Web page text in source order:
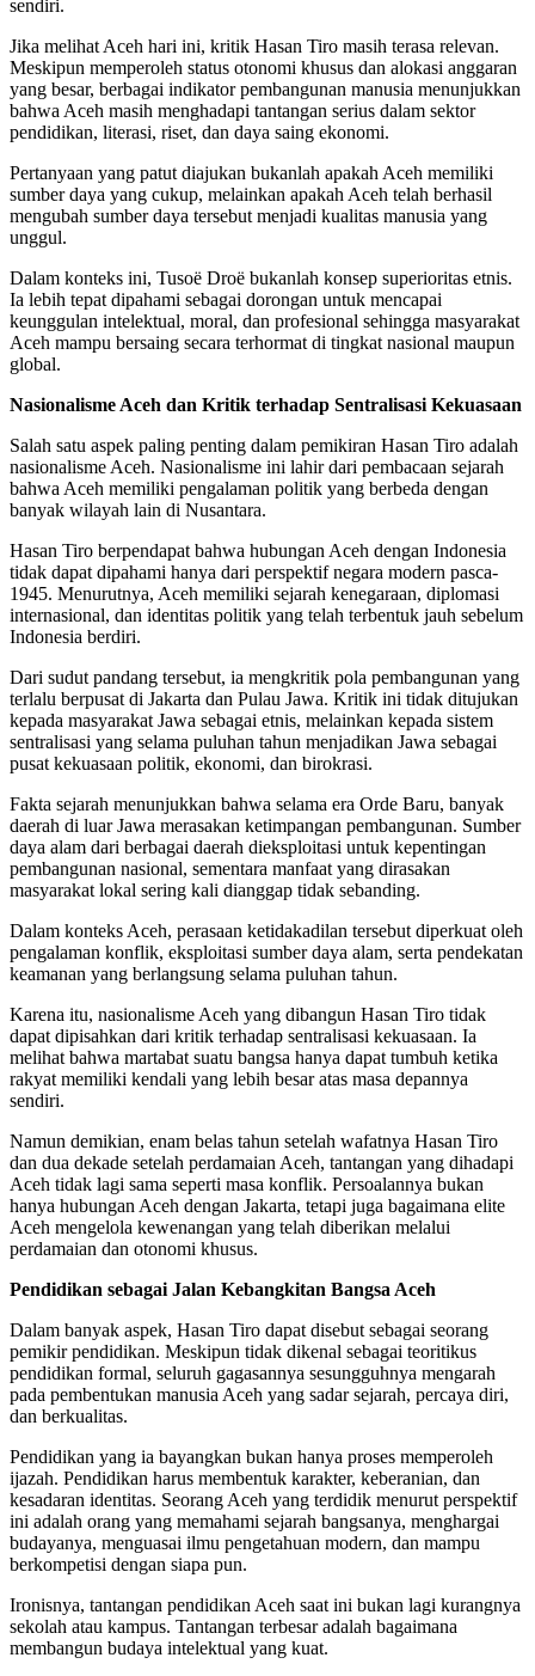
sendiri.
Jika melihat Aceh hari ini, kritik Hasan Tiro masih terasa relevan.
Meskipun memperoleh status otonomi khusus dan alokasi anggaran
yang besar, berbagai indikator pembangunan manusia menunjukkan
bahwa Aceh masih menghadapi tantangan serius dalam sektor
pendidikan, literasi, riset, dan daya saing ekonomi.
Pertanyaan yang patut diajukan bukanlah apakah Aceh memiliki
sumber daya yang cukup, melainkan apakah Aceh telah berhasil
mengubah sumber daya tersebut menjadi kualitas manusia yang
unggul.
Dalam konteks ini, Tusoë Droë bukanlah konsep superioritas etnis.
Ia lebih tepat dipahami sebagai dorongan untuk mencapai
keunggulan intelektual, moral, dan profesional sehingga masyarakat
Aceh mampu bersaing secara terhormat di tingkat nasional maupun
global.
Nasionalisme Aceh dan Kritik terhadap Sentralisasi Kekuasaan
Salah satu aspek paling penting dalam pemikiran Hasan Tiro adalah
nasionalisme Aceh. Nasionalisme ini lahir dari pembacaan sejarah
bahwa Aceh memiliki pengalaman politik yang berbeda dengan
banyak wilayah lain di Nusantara.
Hasan Tiro berpendapat bahwa hubungan Aceh dengan Indonesia
tidak dapat dipahami hanya dari perspektif negara modern pasca-
1945. Menurutnya, Aceh memiliki sejarah kenegaraan, diplomasi
internasional, dan identitas politik yang telah terbentuk jauh sebelum
Indonesia berdiri.
Dari sudut pandang tersebut, ia mengkritik pola pembangunan yang
terlalu berpusat di Jakarta dan Pulau Jawa. Kritik ini tidak ditujukan
kepada masyarakat Jawa sebagai etnis, melainkan kepada sistem
sentralisasi yang selama puluhan tahun menjadikan Jawa sebagai
pusat kekuasaan politik, ekonomi, dan birokrasi.
Fakta sejarah menunjukkan bahwa selama era Orde Baru, banyak
daerah di luar Jawa merasakan ketimpangan pembangunan. Sumber
daya alam dari berbagai daerah dieksploitasi untuk kepentingan
pembangunan nasional, sementara manfaat yang dirasakan
masyarakat lokal sering kali dianggap tidak sebanding.
Dalam konteks Aceh, perasaan ketidakadilan tersebut diperkuat oleh
pengalaman konflik, eksploitasi sumber daya alam, serta pendekatan
keamanan yang berlangsung selama puluhan tahun.
Karena itu, nasionalisme Aceh yang dibangun Hasan Tiro tidak
dapat dipisahkan dari kritik terhadap sentralisasi kekuasaan. Ia
melihat bahwa martabat suatu bangsa hanya dapat tumbuh ketika
rakyat memiliki kendali yang lebih besar atas masa depannya
sendiri.
Namun demikian, enam belas tahun setelah wafatnya Hasan Tiro
dan dua dekade setelah perdamaian Aceh, tantangan yang dihadapi
Aceh tidak lagi sama seperti masa konflik. Persoalannya bukan
hanya hubungan Aceh dengan Jakarta, tetapi juga bagaimana elite
Aceh mengelola kewenangan yang telah diberikan melalui
perdamaian dan otonomi khusus.
Pendidikan sebagai Jalan Kebangkitan Bangsa Aceh
Dalam banyak aspek, Hasan Tiro dapat disebut sebagai seorang
pemikir pendidikan. Meskipun tidak dikenal sebagai teoritikus
pendidikan formal, seluruh gagasannya sesungguhnya mengarah
pada pembentukan manusia Aceh yang sadar sejarah, percaya diri,
dan berkualitas.
Pendidikan yang ia bayangkan bukan hanya proses memperoleh
ijazah. Pendidikan harus membentuk karakter, keberanian, dan
kesadaran identitas. Seorang Aceh yang terdidik menurut perspektif
ini adalah orang yang memahami sejarah bangsanya, menghargai
budayanya, menguasai ilmu pengetahuan modern, dan mampu
berkompetisi dengan siapa pun.
Ironisnya, tantangan pendidikan Aceh saat ini bukan lagi kurangnya
sekolah atau kampus. Tantangan terbesar adalah bagaimana
membangun budaya intelektual yang kuat.